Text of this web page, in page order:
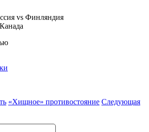
vs Финляндия
Канада
«Хищное» противостояние Следующая